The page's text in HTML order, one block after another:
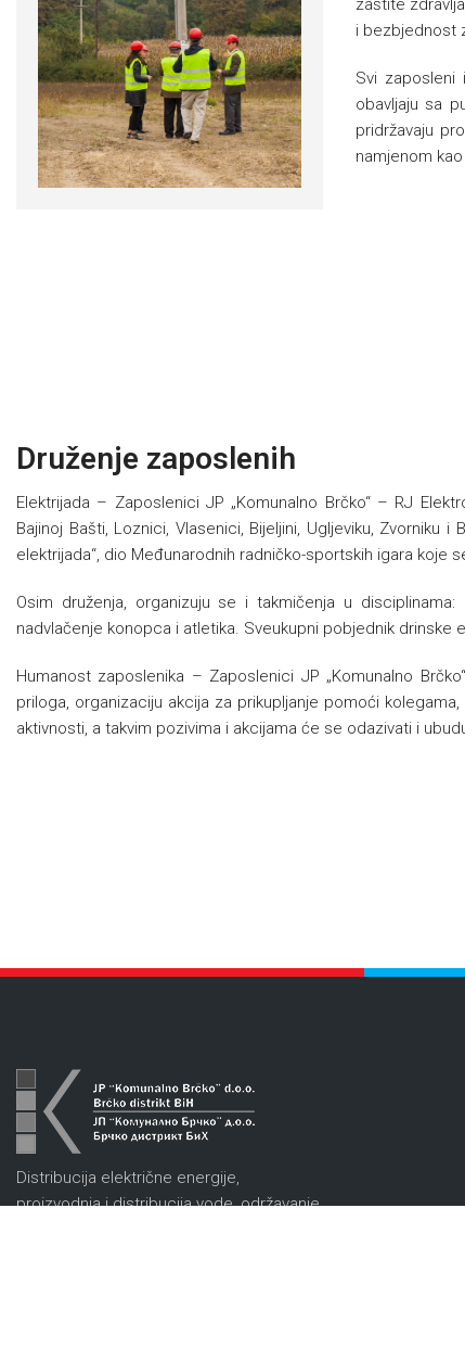
zaštite
i bezbjednost
Svi zaposleni
obavljaju sa
pridržavaju
namjenom
Druženje zaposlenih
Elektrijada – Zaposlenici JP „Komunalno Brčko“ – RJ
Bajinoj Bašti, Loznici, Vlasenici, Bijeljini, Ugljeviku, Zvorniku
elektrijada“, dio Međunarodnih radničko-sportskih igara koje
Osim druženja, organizuju se i takmičenja u
nadvlačenje konopca i atletika. Sveukupni pobjednik drinske
Humanost zaposlenika – Zaposlenici JP „Komunalno
priloga, organizaciju akcija za prikupljanje pomoći
aktivnosti, a takvim pozivima i akcijama će se odazivati i
Distribucija električne energije,
proizvodnja i distribucija vode, održavanje